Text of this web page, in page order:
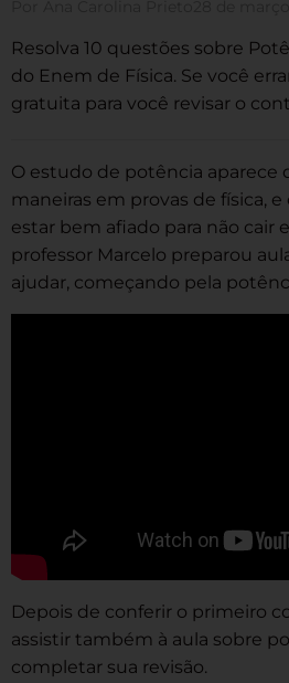
Resolva 10 questões sobre
do Enem de Física. Se você
gratuita para você revisar o
O estudo de potência aparece
maneiras em provas de física,
estar bem afiado para não cair
professor Marcelo preparou
ajudar, começando pela
Depois de conferir o primeiro
assistir também à aula sobre
completar sua revisão.